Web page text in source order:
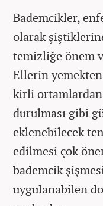
Bademcikler,
olarak
temizliğe önem
Ellerin yemekten
kirli
durulması gibi
eklenebilecek
edilmesi çok
bademcik
uygulanabilen